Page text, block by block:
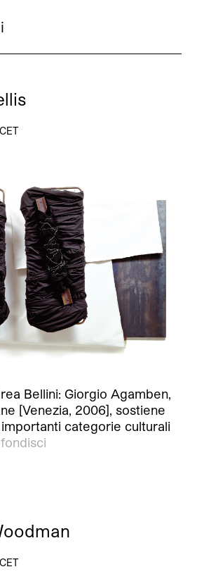
Bellini: Giorgio Agamben,
[Venezia, 2006], sostiene
categorie culturali